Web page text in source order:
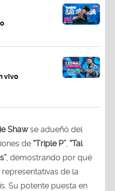
vivo
Shawse adueñó del
de “Triple P”, “Tal
, demostrando por qué
de la
Su potente puesta en